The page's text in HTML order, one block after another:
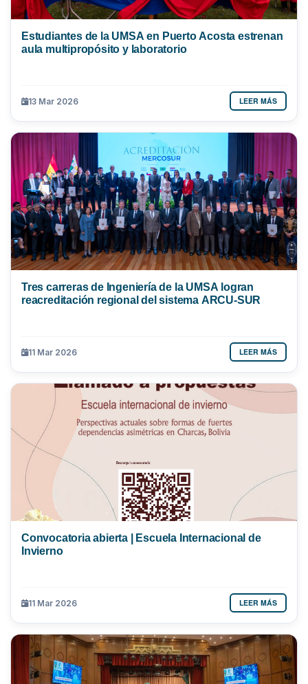
Estudiantes de la UMSA en Puerto Acosta estrenan
aula multipropósito y laboratorio
13 Mar 2026 LEER MÁS
Tres carreras de Ingeniería de la UMSA logran
reacreditación regional del sistema ARCU-SUR
11 Mar 2026 LEER MÁS
Convocatoria abierta | Escuela Internacional de
Invierno
11 Mar 2026 LEER MÁS